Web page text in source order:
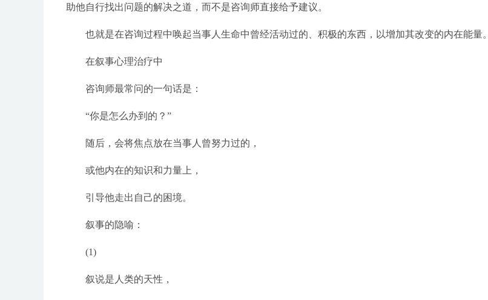
助他自行找出问题的解决之道，而不是咨询师直接给予建议。
也就是在咨询过程中唤起当事人生命中曾经活动过的、积极的东西，以增加其改变的内在能量。
在叙事心理治疗中
咨询师最常问的一句话是：
“你是怎么办到的？”
随后，会将焦点放在当事人曾努力过的，
或他内在的知识和力量上，
引导他走出自己的困境。
叙事的隐喻：
(1)
叙说是人类的天性，